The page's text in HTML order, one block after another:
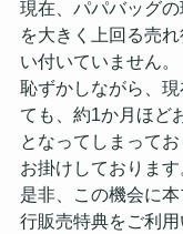
現在、パパバッグ
を大きく上回る売
い付いていません。
恥ずかしながら、
ても、約1か月ほど
となってしまって
お掛けしております
是非、この機会に
行販売特典をご利